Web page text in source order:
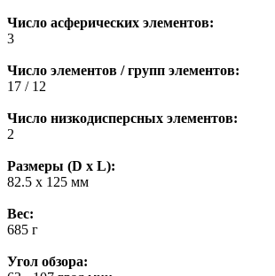
Число асферических элементов:
3
Число элементов / групп элементов:
17 / 12
Число низкодисперсных элементов:
2
Размеры (D x L):
82.5 x 125 мм
Вес:
685 г
Угол обзора: